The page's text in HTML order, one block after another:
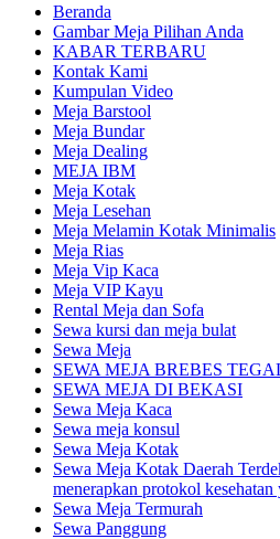
Beranda
Gambar Meja Pilihan Anda
KABAR TERBARU
Kontak Kami
Kumpulan Video
Meja Barstool
Meja Bundar
Meja Dealing
MEJA IBM
Meja Kotak
Meja Lesehan
Meja Melamin Kotak Minimalis
Meja Rias
Meja Vip Kaca
Meja VIP Kayu
Rental Meja dan Sofa
Sewa kursi dan meja bulat
Sewa Meja
SEWA MEJA BREBES
SEWA MEJA DI BEKASI
Sewa Meja Kaca
Sewa meja konsul
Sewa Meja Kotak
Sewa Meja Kotak Daerah
menerapkan protokol kesehatan
Sewa Meja Termurah
Sewa Panggung